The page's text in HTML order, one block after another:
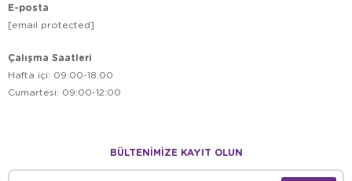
E-posta
[email protected]
Çalışma Saatleri
Hafta içi: 09:00-18:00
Cumartesi: 09:00-12:00
BÜLTENİMİZE KAYIT OLUN